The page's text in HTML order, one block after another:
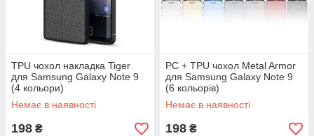
TPU чохол накладка Tiger
для Samsung Galaxy Note 9
(4 кольори)
Немає в наявності
198 ₴
PC + TPU чохол Metal Armor
для Samsung Galaxy Note 9
(6 кольорів)
Немає в наявності
198 ₴